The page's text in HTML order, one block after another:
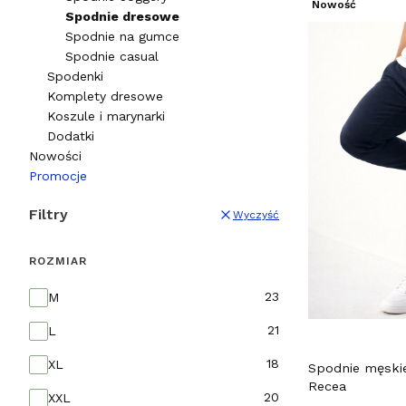
Spodnie dresowe
Spodnie na gumce
Spodnie casual
Spodenki
Komplety dresowe
Koszule i marynarki
Dodatki
Nowości
Promocje
Filtry
Wyczyść
ROZMIAR
Rozmiar
M 23
L 21
XL 18
XXL 20
Nowość
Spodnie
Recea